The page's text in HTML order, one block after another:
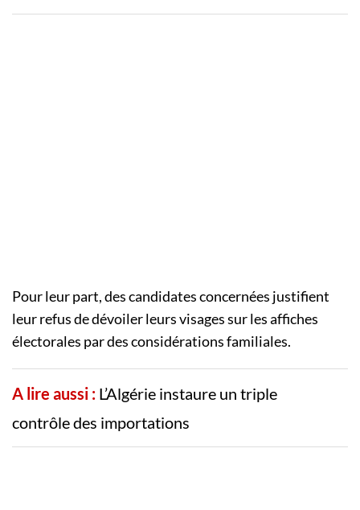
Pour leur part, des candidates concernées justifient
leur refus de dévoiler leurs visages sur les affiches
électorales par des considérations familiales.
A lire aussi : L’Algérie instaure un triple
contrôle des importations